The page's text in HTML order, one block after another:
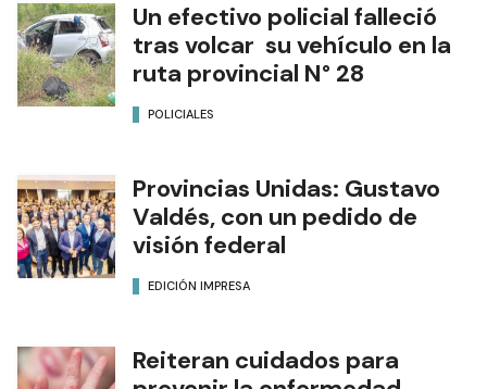
Un efectivo policial falleció
tras volcar su vehículo en la
ruta provincial N° 28
POLICIALES
Provincias Unidas: Gustavo
Valdés, con un pedido de
visión federal
EDICIÓN IMPRESA
Reiteran cuidados para